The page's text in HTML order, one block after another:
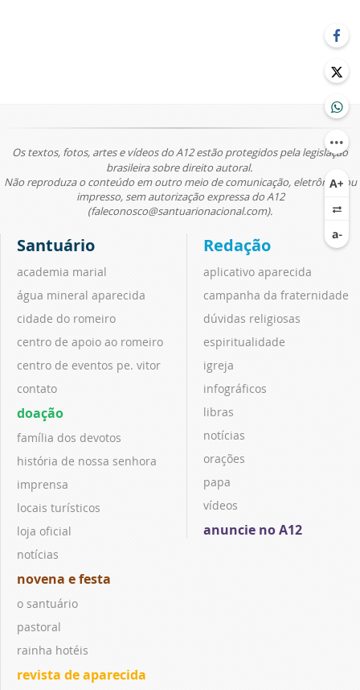
Os textos, fotos, artes e vídeos do A12 estão protegidos pela legislação
brasileira sobre direito autoral.
Não reproduza o conteúdo em outro meio de comunicação, eletrônico ou
impresso, sem autorização expressa do A12
(faleconosco@santuarionacional.com).
Santuário
academia marial
água mineral aparecida
cidade do romeiro
centro de apoio ao romeiro
centro de eventos pe. vitor
contato
doação
família dos devotos
história de nossa senhora
imprensa
locais turísticos
loja oficial
notícias
novena e festa
o santuário
pastoral
rainha hotéis
revista de aparecida
Redação
aplicativo aparecida
campanha da fraternidade
dúvidas religiosas
espiritualidade
igreja
infográficos
libras
notícias
orações
papa
vídeos
anuncie no A12